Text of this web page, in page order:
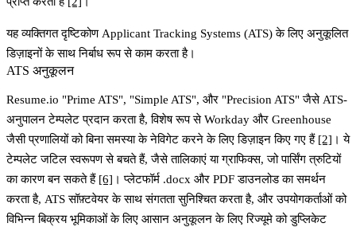
यह व्यक्तिगत दृष्टिकोण Applicant Tracking Systems (ATS) के लिए अनुकूलित
डिज़ाइनों के साथ निर्बाध रूप से काम करता है।
ATS अनुकूलन
Resume.io "Prime ATS", "Simple ATS", और "Precision ATS" जैसे ATS-
अनुपालन टेम्पलेट प्रदान करता है, विशेष रूप से Workday और Greenhouse
जैसी प्रणालियों को बिना समस्या के नेविगेट करने के लिए डिज़ाइन किए गए हैं [2] । ये
टेम्पलेट जटिल स्वरूपण से बचते हैं, जैसे तालिकाएं या ग्राफिक्स, जो पार्सिंग त्रुटियों
का कारण बन सकते हैं [6] । प्लेटफॉर्म .docx और PDF डाउनलोड का समर्थन
करता है, ATS सॉफ़्टवेयर के साथ संगतता सुनिश्चित करता है, और उपयोगकर्ताओं को
विभिन्न बिक्रय भूमिकाओं के लिए आसान अनुकूलन के लिए रिज्यूमे को डुप्लिकेट